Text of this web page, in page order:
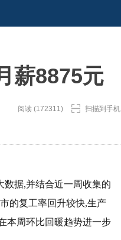
薪8875元
阅读 (172311) 扫描到手机
据,并结合近一周收集的
的复工率回升较快,生产
本周环比回暖趋势进一步